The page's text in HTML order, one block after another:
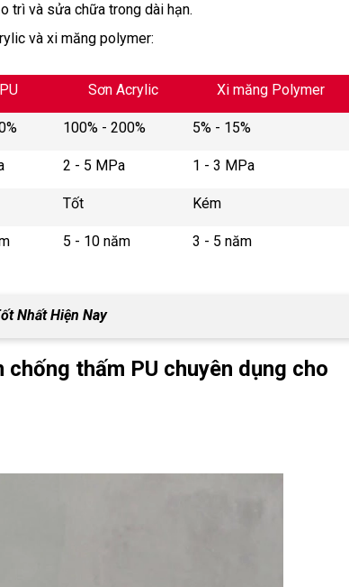
trì và sửa chữa trong dài hạn.
và xi măng polymer:
Sơn Acrylic Xi măng Polymer
100% - 200% 5% - 15%
2 - 5 MPa 1 - 3 MPa
Tốt Kém
5 - 10 năm 3 - 5 năm
Nhất Hiện Nay
thấm PU chuyên dụng cho